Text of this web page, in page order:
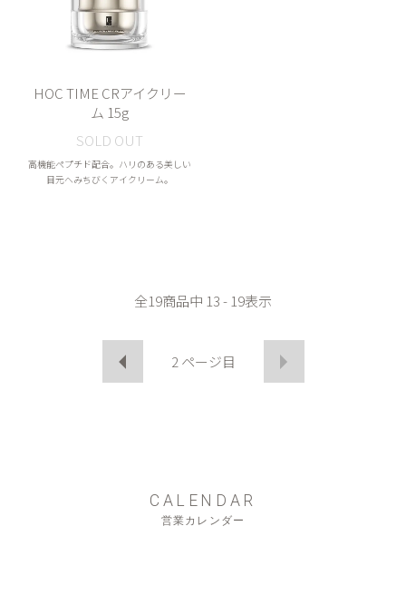
HOC TIME CRアイクリー
ム 15g
SOLD OUT
高機能ペプチド配合。ハリのある美しい
目元へみちびくアイクリーム。
全19商品中 13 - 19表示
2 ページ目
CALENDAR
営業カレンダー